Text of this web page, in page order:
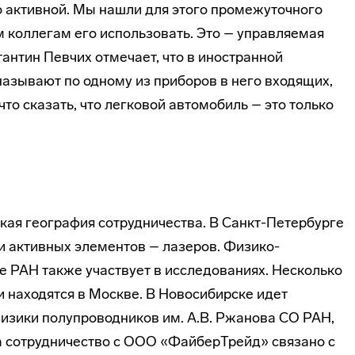
Мы нашли для этого промежуточного
его использовать. Это – управляемая
Певчих отмечает, что в иностранной
по одному из приборов в него входящих,
сказать, что легковой автомобиль – это только
география сотрудничества. В Санкт-Петербурге
активных элементов – лазеров. Физико-
также участвует в исследованиях. Несколько
в Москве. В Новосибирске идет
полупроводников им. А.В. Ржанова СО РАН,
с ООО «ФайберТрейд» связано с